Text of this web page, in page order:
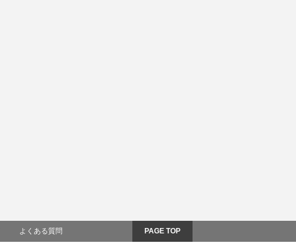
よくある質問 PAGE TOP